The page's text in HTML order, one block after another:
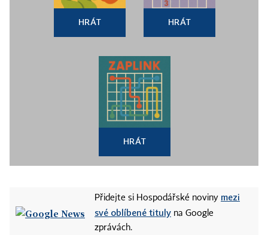
HRÁT HRÁT
HRÁT
Přidejte si Hospodářské noviny mezi
své oblíbené tituly na Google
zprávách.